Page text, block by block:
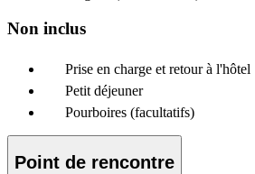
Non inclus
Prise en charge et retour à l'hôtel
Petit déjeuner
Pourboires (facultatifs)
Point de rencontre